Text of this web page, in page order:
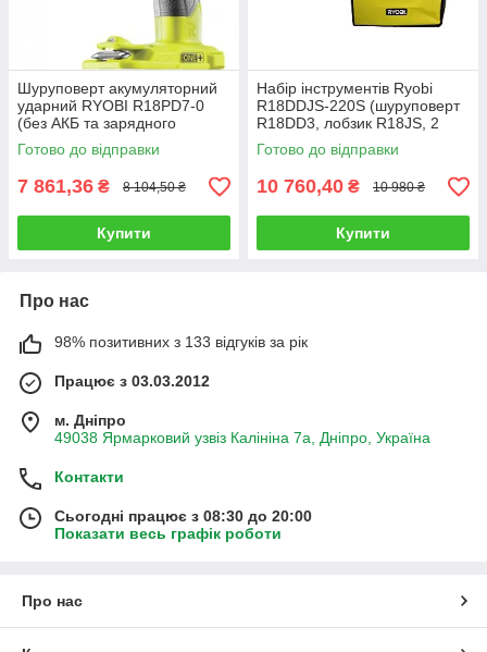
Шуруповерт акумуляторний
ударний RYOBI R18PD7-0
(без АКБ та зарядного
пристрою)
Готово до відправки
7 861,36 ₴ 8 104,50 ₴
Купити
Набір інструментів Ryobi
R18DDJS-220S (шуруповерт
R18DD3, лобзик R18JS, 2
АКБ 18 В/2Ач, зарядний)
Готово до відправки
10 760,40 ₴ 10 980 ₴
Купити
Про нас
98% позитивних з 133 відгуків за рік
Працює з 03.03.2012
м. Дніпро
49038 Ярмарковий узвіз Калініна 7а, Дніпро, Україна
Контакти
Сьогодні працює з 08:30 до 20:00
Показати весь графік роботи
Про нас